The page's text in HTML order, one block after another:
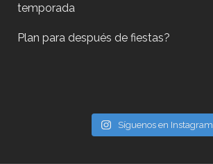
temporada
Plan para después de fiestas?
Síguenos en Instagram